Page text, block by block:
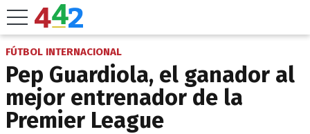
FÚTBOL INTERNACIONAL
Pep Guardiola, el ganador al
mejor entrenador de la
Premier League